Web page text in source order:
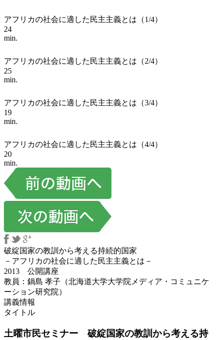
アフリカの社会に適した民主主義とは（1/4）
24
min.
アフリカの社会に適した民主主義とは（2/4）
25
min.
アフリカの社会に適した民主主義とは（3/4）
19
min.
アフリカの社会に適した民主主義とは（4/4）
20
min.
破綻国家の教訓から考える持続的国家
－アフリカの社会に適した民主主義とは－
2013 公開講座
教員：鍋島 孝子（北海道大学大学院メディア・コミュニケ
ーション研究院）
講義情報
タイトル
土曜市民セミナー 破綻国家の教訓から考える持